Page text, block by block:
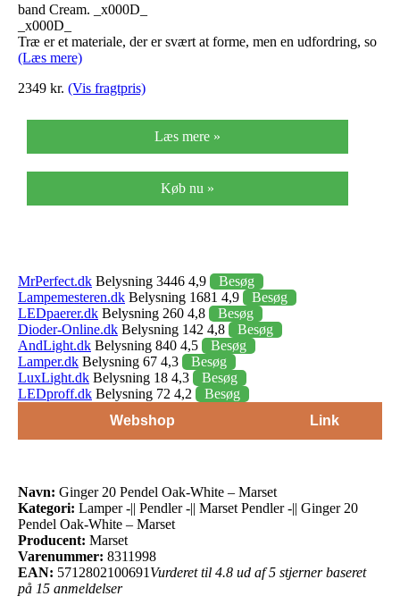
band Cream. _x000D_
_x000D_
Træ er et materiale, der er svært at forme, men en udfordring, so
(Læs mere)
2349 kr. (Vis fragtpris)
Læs mere »
Køb nu »
MrPerfect.dk Belysning 3446 4,9
Besøg
Lampemesteren.dk Belysning 1681 4,9
Besøg
LEDpaerer.dk Belysning 260 4,8
Besøg
Dioder-Online.dk Belysning 142 4,8
Besøg
AndLight.dk Belysning 840 4,5
Besøg
Lamper.dk Belysning 67 4,3
Besøg
LuxLight.dk Belysning 18 4,3
Besøg
LEDproff.dk Belysning 72 4,2
Besøg
Webshop
Link
Navn: Ginger 20 Pendel Oak-White – Marset
Kategori: Lamper -|| Pendler -|| Marset Pendler -|| Ginger 20
Pendel Oak-White – Marset
Producent: Marset
Varenummer: 8311998
EAN: 5712802100691 Vurderet til 4.8 ud af 5 stjerner baseret
på 15 anmeldelser